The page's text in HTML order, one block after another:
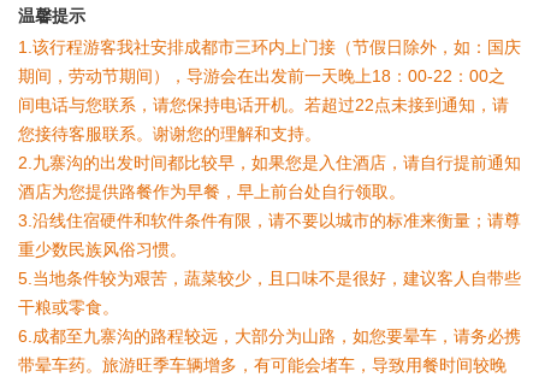
温馨提示
1.该行程游客我社安排成都市三环内上门接（节假日除外，如：国庆
期间，劳动节期间），导游会在出发前一天晚上18：00-22：00之
间电话与您联系，请您保持电话开机。若超过22点未接到通知，请
您接待客服联系。谢谢您的理解和支持。
2.九寨沟的出发时间都比较早，如果您是入住酒店，请自行提前通知
酒店为您提供路餐作为早餐，早上前台处自行领取。
3.沿线住宿硬件和软件条件有限，请不要以城市的标准来衡量；请尊
重少数民族风俗习惯。
5.当地条件较为艰苦，蔬菜较少，且口味不是很好，建议客人自带些
干粮或零食。
6.成都至九寨沟的路程较远，大部分为山路，如您要晕车，请务必携
带晕车药。旅游旺季车辆增多，有可能会堵车，导致用餐时间较晚